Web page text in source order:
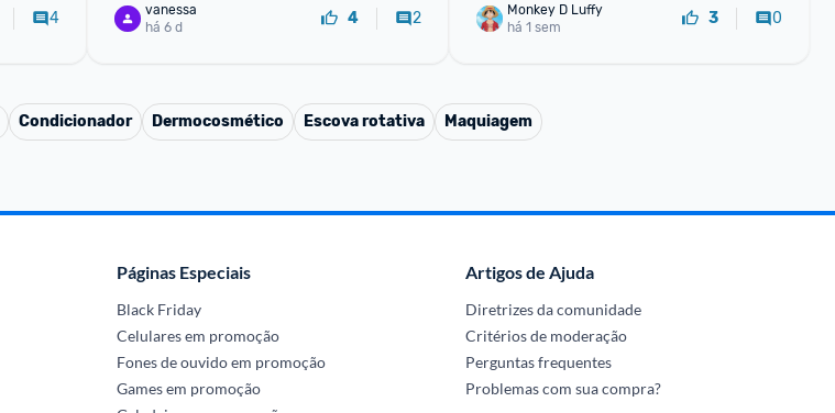
4
vanessa
há 6 d
4 2
Monkey D Luffy
há 1 sem
3 0
Condicionador Dermocosmético Escova rotativa Maquiagem
Páginas Especiais
Black Friday
Celulares em promoção
Fones de ouvido em promoção
Games em promoção
Artigos de Ajuda
Diretrizes da comunidade
Critérios de moderação
Perguntas frequentes
Problemas com sua compra?